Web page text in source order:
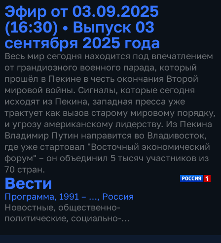
Эфир от 03.09.2025
(16:30) • Выпуск 03
сентября 2025 года
Весь мир сегодня находится под впечатлением
от грандиозного военного парада, который
прошёл в Пекине в честь окончания Второй
мировой войны. Сигналы, которые сегодня
исходят из Пекина, западная пресса уже
трактует как вызов старому мировому порядку,
и угрозу американскому лидерству. Из Пекина
Владимир Путин направится во Владивосток,
где уже стартовал "Восточный экономический
форум" – он объединил 5 тысяч участников из
70 стран.
Вести
Программа, 1991 – …, Россия
Новостные, общественно-
политические, социально-